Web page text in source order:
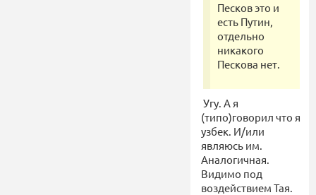
Песков это и
есть Путин,
отдельно
никакого
Пескова нет.
Угу. А я
(типо)говорил что я
узбек. И/или
являюсь им.
Аналогичная.
Видимо под
воздействием Тая.